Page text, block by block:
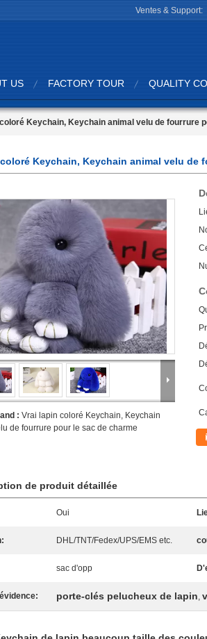
Ventes & Support:
US FACTORY TOUR QUALITY
Keychain, Keychain animal velu de fourrure
Keychain, Keychain animal velu de
: Vrai lapin coloré Keychain, Keychain
de fourrure pour le sac de charme
de produit détaillée
Oui
DHL/TNT/Fedex/UPS/EMS etc.
sac d'opp
porte-clés pelucheux de lapin,